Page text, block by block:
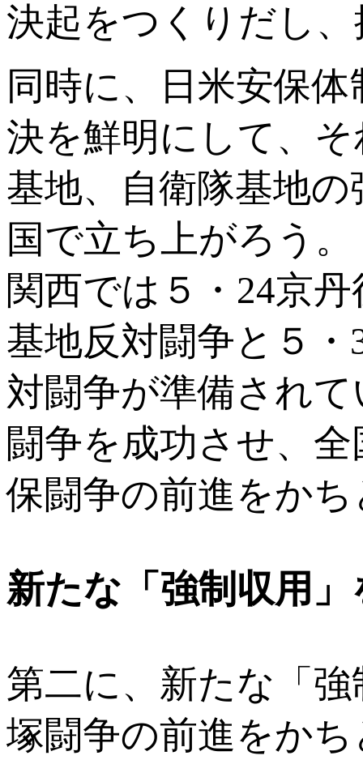
決起をつくりだし
同時に、日米安保
決を鮮明にして、
基地、自衛隊基地
国で立ち上がろう。
関西では５・24京
基地反対闘争と５
対闘争が準備され
闘争を成功させ、
保闘争の前進をか
新たな「強制収用
第二に、新たな「
塚闘争の前進をか